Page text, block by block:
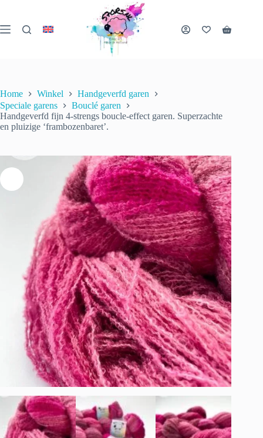
de
inhoud
Handgeverfd fijn 4-strengs boucle-effect garen. Superzachte en pluizige ‘frambozenbaret’.
Home Winkel
Handgeverfd garen
Speciale garens
Bouclé garen
Handgeverfd fijn 4-strengs boucle-effect garen. Superzachte
en pluizige ‘frambozenbaret’.